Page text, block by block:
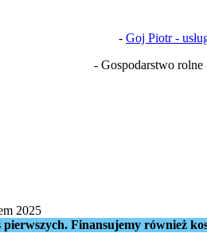
- Goj Piotr -
- Gospodarstwo
2025
Finansujemy również